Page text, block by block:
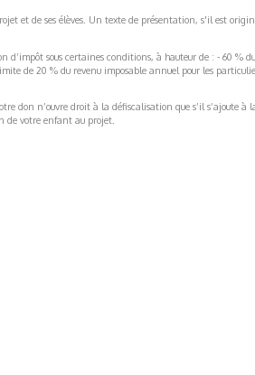
et de ses élèves. Un texte de présentation, s'il est
d’impôt sous certaines conditions, à hauteur de : - 60 %
de 20 % du revenu imposable annuel pour les
don n’ouvre droit à la défiscalisation que s’il s’ajoute à
de votre enfant au projet.